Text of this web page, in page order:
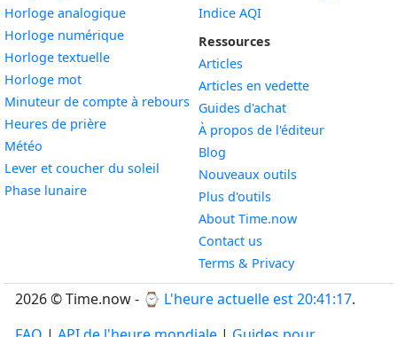
Horloge analogiqueWidget
Horloge numériqueWidget
Horloge textuelleWidget
Horloge motWidget
Minuteur de compte à rebours Widget
Heures de prièreWidget
Météo
Lever et coucher du soleil
Phase lunaireWidget
Indice AQI
Ressources
Articles
Articles en vedette
Guides d'achat
À propos de l'éditeur
Blog
Nouveaux outils
Plus d'outils
About Time.now
Contact us
Terms & Privacy
2026 © Time.now - ⌚ L'heure actuelle est 20:41:18.